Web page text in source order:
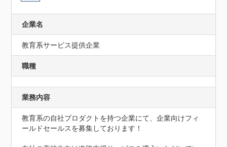
企業名
教育系サービス提供企業
職種
業務内容
教育系の自社プロダクトを持つ企業にて、企業向けフィ
ールドセールスを募集しております！